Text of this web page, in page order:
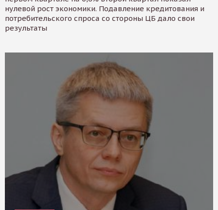
нулевой рост экономики. Подавление кредитования и
потребительского спроса со стороны ЦБ дало свои
результаты